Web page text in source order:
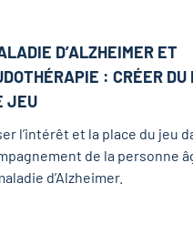
D’ALZHEIMER ET
: CRÉER DU
JEU
l’intérêt et la place du jeu
de la personne
d’Alzheimer.